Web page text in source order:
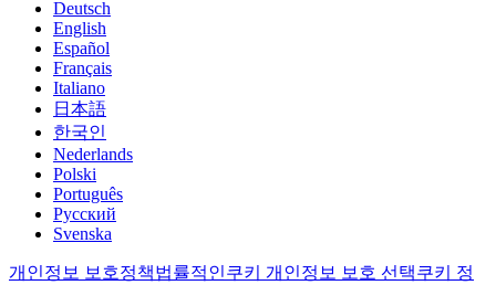
Deutsch
English
Español
Français
Italiano
日本語
한국인
Nederlands
Polski
Português
Pусский
Svenska
개인정보 보호정책법률적인쿠키 개인정보 보호 선택쿠키 정